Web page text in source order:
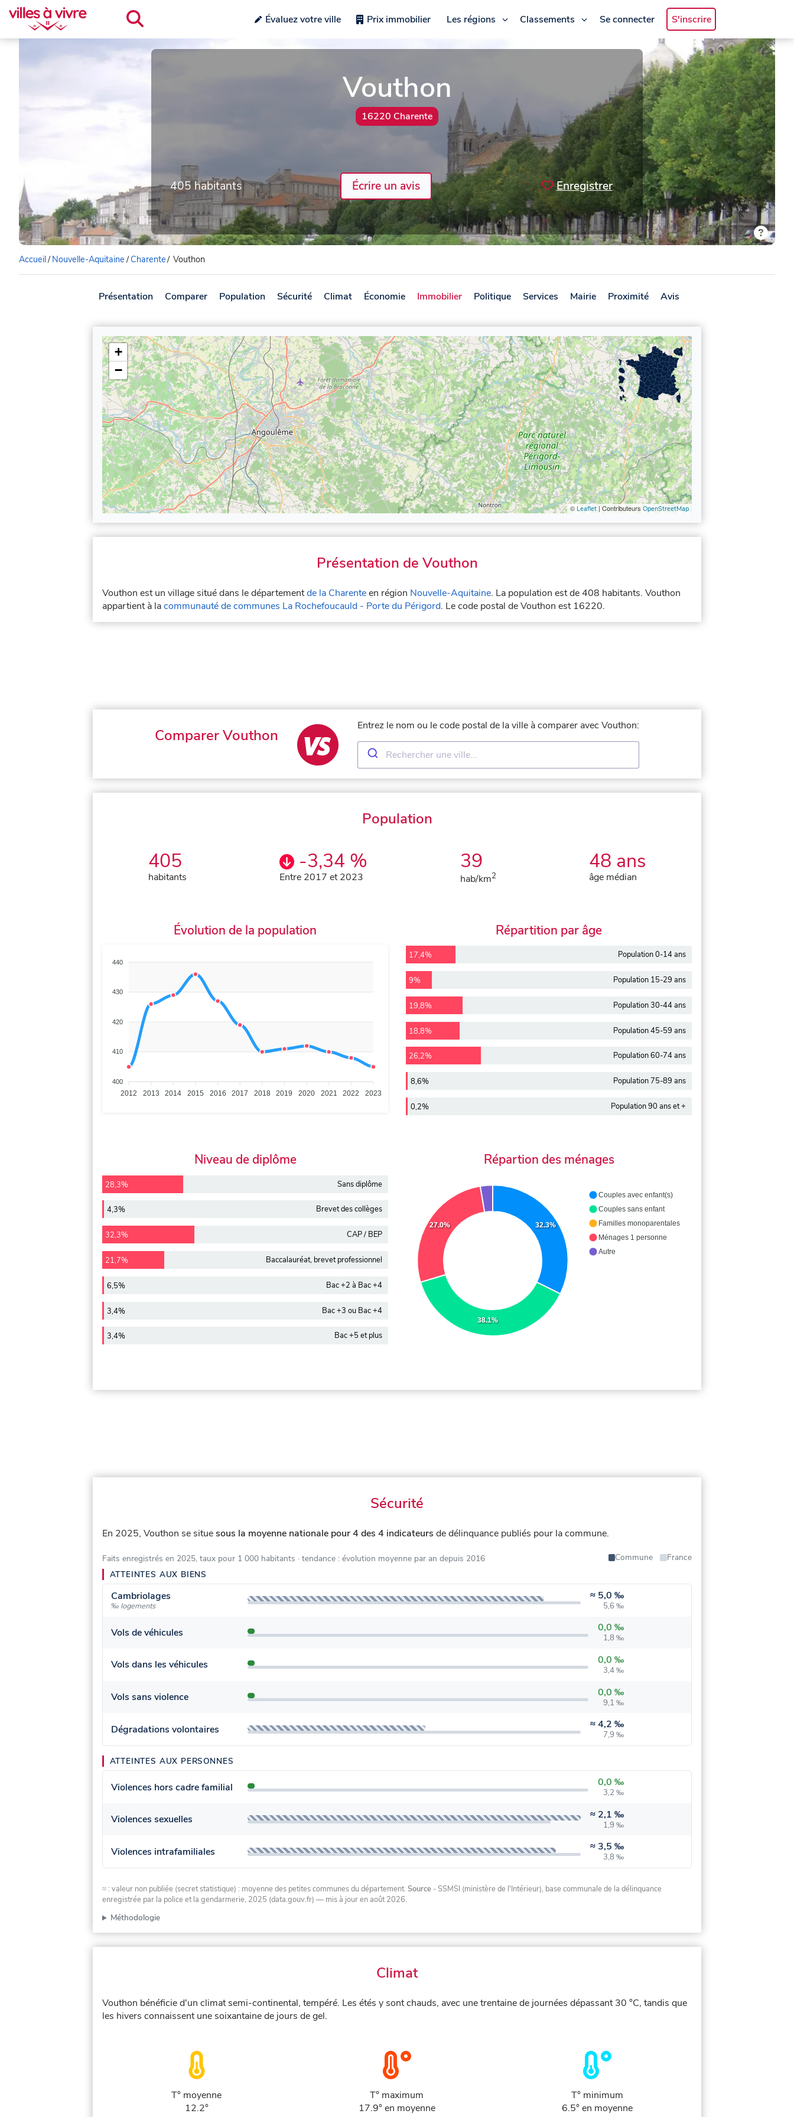
Évaluez votre ville Prix immobilier Les régions Classements Se connecter S'inscrire
Vouthon
16220 Charente
405 habitants Écrire un avis Enregistrer
Accueil/ Nouvelle-Aquitaine/Charente/ Vouthon
Présentation Comparer Population Sécurité Climat Économie Immobilier Politique Services Mairie Proximité Avis
+
−
© Leaflet | Contributeurs OpenStreetMap
Présentation de Vouthon
Vouthon est un village situé dans le départementde la Charenteen région Nouvelle-Aquitaine. La population est de 408 habitants. Vouthon
appartient à lacommunauté de communes La Rochefoucauld - Porte du Périgord. Le code postal de Vouthon est 16220.
Comparer Vouthon
Entrez le nom ou le code postal de la ville à comparer avec Vouthon:
Population
405
habitants
-3,34 %
Entre 2017 et 2023
39
hab/km2
48 ans
âge médian
Évolution de la population
440
430
420
410
400
2012 2013 2014 2015 2016 2017 2018 2019 2020 2021 2022 2023
Répartition par âge
17,4% Population 0-14 ans
9% Population 15-29 ans
19,8% Population 30-44 ans
18,8% Population 45-59 ans
26,2% Population 60-74 ans
8,6% Population 75-89 ans
0,2% Population 90 ans et +
Niveau de diplôme
28,3% Sans diplôme
4,3% Brevet des collèges
32,3% CAP / BEP
21,7% Baccalauréat, brevet professionnel
6,5% Bac +2 à Bac +4
3,4% Bac +3 ou Bac +4
3,4% Bac +5 et plus
Répartion des ménages
32.3%
38.1%
27.0%
Couples avec enfant(s)
Couples sans enfant
Familles monoparentales
Ménages 1 personne
Autre
Sécurité
En 2025, Vouthon se situesous la moyenne nationale pour 4 des 4 indicateurs de délinquance publiés pour la commune.
Faits enregistrés en 2025, taux pour 1 000 habitants · tendance : évolution moyenne par an depuis 2016 Commune
France
ATTEINTES AUX BIENS
Cambriolages
‰ logements
≈ 5,0 ‰
5,6 ‰
Vols de véhicules 0,0 ‰
1,8 ‰
Vols dans les véhicules 0,0 ‰
3,4 ‰
Vols sans violence 0,0 ‰
9,1 ‰
Dégradations volontaires ≈4,2 ‰
7,9 ‰
ATTEINTES AUX PERSONNES
Violences hors cadre familial 0,0 ‰
3,2 ‰
Violences sexuelles ≈ 2,1 ‰
1,9 ‰
Violences intrafamiliales ≈ 3,5 ‰
3,8 ‰
≈ : valeur non publiée (secret statistique) : moyenne des petites communes du département. Source - SSMSI (ministère de l'Intérieur), base communale de la délinquance
enregistrée par la police et la gendarmerie, 2025 (data.gouv.fr) — mis à jour en août 2026.
Méthodologie
Climat
Vouthon bénéficie d'un climat semi-continental, tempéré. Les étés y sont chauds, avec une trentaine de journées dépassant 30 °C, tandis que
les hivers connaissent une soixantaine de jours de gel.
T° moyenne
12.2°
T° maximum
17.9° en moyenne
T° minimum
6.5° en moyenne